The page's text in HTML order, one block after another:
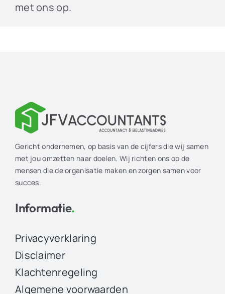
met ons op.
Gericht ondernemen, op basis van de cijfers die wij samen
met jou omzetten naar doelen. Wij richten ons op de
mensen die de organisatie maken en zorgen samen voor
succes.
Informatie.
Privacyverklaring
Disclaimer
Klachtenregeling
Algemene voorwaarden